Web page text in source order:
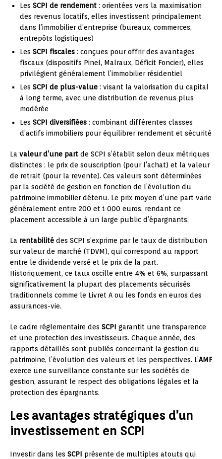
Les SCPI de rendement : orientées vers la maximisation
des revenus locatifs, elles investissent principalement
dans l’immobilier d’entreprise (bureaux, commerces,
entrepôts logistiques)
Les SCPI fiscales : conçues pour offrir des avantages
fiscaux (dispositifs Pinel, Malraux, Déficit Foncier), elles
privilégient généralement l’immobilier résidentiel
Les SCPI de plus-value : visant la valorisation du capital
à long terme, avec une distribution de revenus plus
modérée
Les SCPI diversifiées : combinant différentes classes
d’actifs immobiliers pour équilibrer rendement et sécurité
La valeur d’une part de SCPI s’établit selon deux métriques
distinctes : le prix de souscription (pour l’achat) et la valeur
de retrait (pour la revente). Ces valeurs sont déterminées
par la société de gestion en fonction de l’évolution du
patrimoine immobilier détenu. Le prix moyen d’une part varie
généralement entre 200 et 1 000 euros, rendant ce
placement accessible à un large public d’épargnants.
La rentabilité des SCPI s’exprime par le taux de distribution
sur valeur de marché (TDVM), qui correspond au rapport
entre le dividende versé et le prix de la part.
Historiquement, ce taux oscille entre 4% et 6%, surpassant
significativement la plupart des placements sécurisés
traditionnels comme le Livret A ou les fonds en euros des
assurances-vie.
Le cadre réglementaire des SCPI garantit une transparence
et une protection des investisseurs. Chaque année, des
rapports détaillés sont publiés concernant la gestion du
patrimoine, l’évolution des valeurs et les perspectives. L’AMF
exerce une surveillance constante sur les sociétés de
gestion, assurant le respect des obligations légales et la
protection des épargnants.
Les avantages stratégiques d’un
investissement en SCPI
Investir dans les SCPI présente de multiples atouts qui